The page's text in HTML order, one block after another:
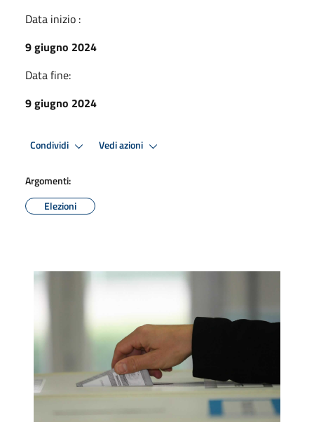
Data inizio :
9 giugno 2024
Data fine:
9 giugno 2024
Condividi Vedi azioni
Argomenti:
Elezioni